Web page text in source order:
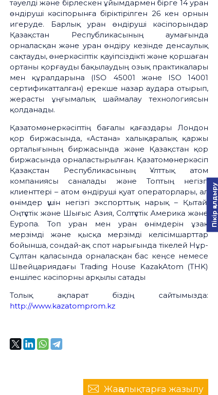
тәуелді және бірлескен ұйымдармен бірге 14 уран
өндіруші кәсіпорынға біріктірілген 26 кен орнын
игеруде. Барлық уран өндіруші кәсіпорындар
Қазақстан Республикасының аумағында
орналасқан және уран өндіру кезінде денсаулық
сақтауды, өнеркәсіптік қауіпсіздікті және қоршаған
ортаны қорғауды бақылаудың озық практикалары
мен құралдарына (ISO 45001 және ISO 14001
сертификатталған) ерекше назар аудара отырып,
жерасты ұңғымалық шаймалау технологиясын
қолданады.
Қазатомөнеркәсіптің бағалы қағаздары Лондон
қор биржасында, «Астана» халықаралық қаржы
орталығының биржасында және Қазақстан қор
биржасында орналастырылған. Қазатомөнеркәсіп
Қазақстан Республикасының Ұлттық атом
компаниясы саналады және Топтың негізгі
клиенттері – атом өндіруші қуат операторлары, ал
өнімдер үшін негізгі экспорттық нарық – Қытай,
Оңтүстік және Шығыс Азия, Солтүстік Америка және
Еуропа. Топ уран мен уран өнімдерін ұзақ
мерзімді және қысқа мерзімді келісімшарттар
бойынша, сондай-ақ спот нарығында тікелей Нұр-
Сұлтан қаласында орналасқан бас кеңсе немесе
Швейцариядағы Trading House KazakAtom (THK)
еншілес кәсіпорны арқылы сатады
Толық ақпарат біздің сайтымызда:
http://www.kazatomprom.kz
Жаңалықтарға жазылу
Пікір қалдыру